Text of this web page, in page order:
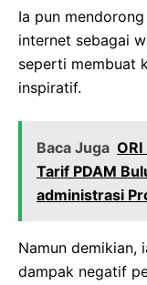
Ia pun
internet sebagai
seperti membuat
inspiratif.
Baca Juga
Tarif PDAM
administrasi
Namun demikian,
dampak negatif